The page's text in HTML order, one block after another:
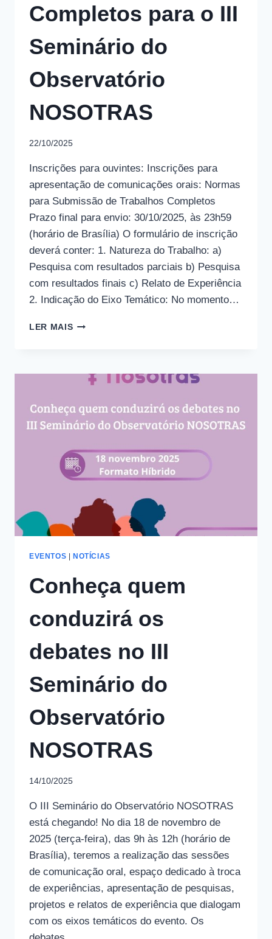
Completos para o III
Seminário do
Observatório
NOSOTRAS
22/10/2025
Inscrições para ouvintes: Inscrições para
apresentação de comunicações orais: Normas
para Submissão de Trabalhos Completos
Prazo final para envio: 30/10/2025, às 23h59
(horário de Brasília) O formulário de inscrição
deverá conter: 1. Natureza do Trabalho: a)
Pesquisa com resultados parciais b) Pesquisa
com resultados finais c) Relato de Experiência
2. Indicação do Eixo Temático: No momento…
LER MAISNORMAS
TRABALHOS
COMPLETOS
O
III
DO
OBSERVATÓRIO
NOSOTRAS
EVENTOS NOTÍCIAS
Conheça quem
conduzirá os
debates no III
Seminário do
Observatório
NOSOTRAS
14/10/2025
O III Seminário do Observatório NOSOTRAS
está chegando! No dia 18 de novembro de
2025 (terça-feira), das 9h às 12h (horário de
Brasília), teremos a realização das sessões
de comunicação oral, espaço dedicado à troca
de experiências, apresentação de pesquisas,
projetos e relatos de experiência que dialogam
com os eixos temáticos do evento. Os